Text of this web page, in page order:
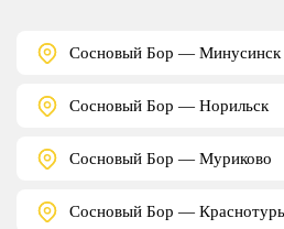
Сосновый Бор — Минусинск
Сосновый Бор — Норильск
Сосновый Бор — Муриково
Сосновый Бор —